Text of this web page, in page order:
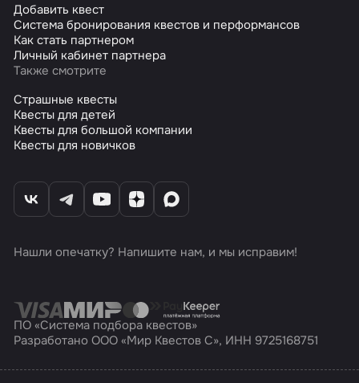
Добавить квест
Система бронирования квестов и перформансов
Как стать партнером
Личный кабинет партнера
Также смотрите
Страшные квесты
Квесты для детей
Квесты для большой компании
Квесты для новичков
Нашли опечатку? Напишите нам, и мы исправим!
ПО «Система подбора квестов»
Разработано ООО «Мир Квестов С», ИНН 9725168751